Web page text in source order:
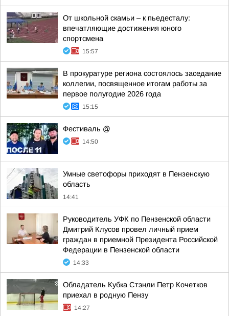
От школьной скамьи – к пьедесталу:
впечатляющие достижения юного
спортсмена
15:57
В прокуратуре региона состоялось заседание
коллегии, посвященное итогам работы за
первое полугодие 2026 года
15:15
Фестиваль @
14:50
Умные светофоры приходят в Пензенскую
область
14:41
Руководитель УФК по Пензенской области
Дмитрий Клусов провел личный прием
граждан в приемной Президента Российской
Федерации в Пензенской области
14:33
Обладатель Кубка Стэнли Петр Кочетков
приехал в родную Пензу
14:27